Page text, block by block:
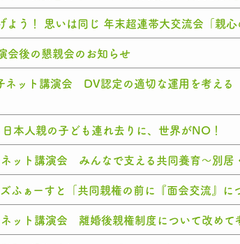
よう！ 思いは同じ 年末超連帯大交流会「親心
後の懇親会のお知らせ
ット講演会 DV認定の適切な運用を考え
本人親の子ども連れ去りに、世界がNO！
ト講演会 みんなで支える共同養育～別居
ふぁーすと「共同親権の前に『面会交流』に
ット講演会 離婚後親権制度について改めて